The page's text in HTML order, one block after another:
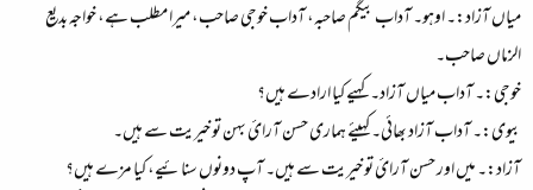
میاں آزاد:۔ اوہو۔ آداب بیگم صاحبہ، آداب خوجی صاحب، میرا مطلب ہے، خواجہ بدیع
الزماں صاحب۔
خوجی:۔ آداب میاں آزاد۔ کہیے کیا ارادے ہیں؟
بیوی:۔ آداب آزاد بھائی۔ کہیئے ہماری حسن آرائ بہن تو خیریت سے ہیں۔
آزاد:۔ میں اور حسن آرائ تو خیریت سے ہیں۔ آپ دونوں سنائیے، کیا مزے ہیں؟